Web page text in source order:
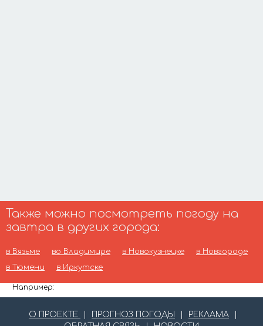
Также можно посмотреть погоду на
завтра в других города:
в Вязьме во Владимире в Новокузнецке
в Новгороде
в Тюмени
в Иркутске
Например:
О ПРОЕКТЕ ПРОГНОЗ ПОГОДЫ РЕКЛАМА